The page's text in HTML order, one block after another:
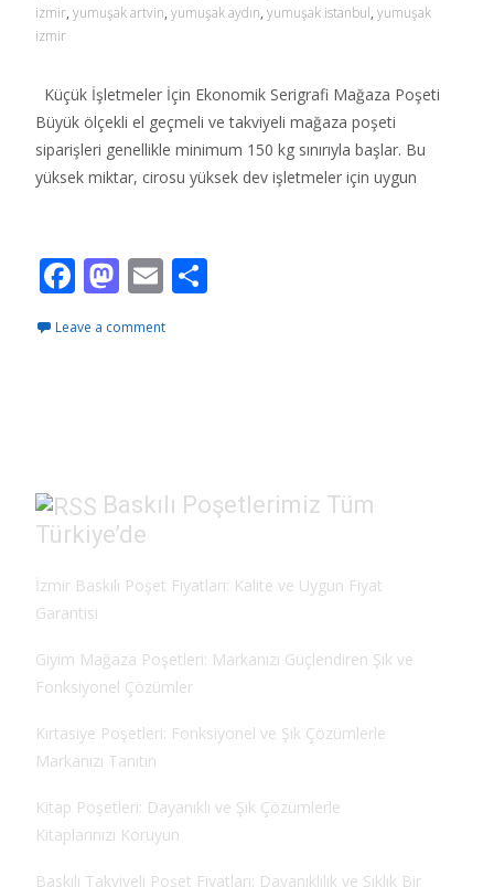
izmir, yumuşak artvin, yumuşak aydın, yumuşak istanbul, yumuşak
izmir
Küçük İşletmeler İçin Ekonomik Serigrafi Mağaza Poşeti
Büyük ölçekli el geçmeli ve takviyeli mağaza poşeti
siparişleri genellikle minimum 150 kg sınırıyla başlar. Bu
yüksek miktar, cirosu yüksek dev işletmeler için uygun
F
e
k
M
to
E
ai
Leave a comment
Baskılı Poşetlerimiz Tüm
Türkiye’de
İzmir Baskılı Poşet Fiyatları: Kalite ve Uygun Fiyat
Garantisi
Giyim Mağaza Poşetleri: Markanızı Güçlendiren Şık ve
Fonksiyonel Çözümler
Kırtasiye Poşetleri: Fonksiyonel ve Şık Çözümlerle
Markanızı Tanıtın
Kitap Poşetleri: Dayanıklı ve Şık Çözümlerle
Kitaplarınızı Koruyun
Baskılı Takviyeli Poşet Fiyatları: Dayanıklılık ve Şıklık Bir